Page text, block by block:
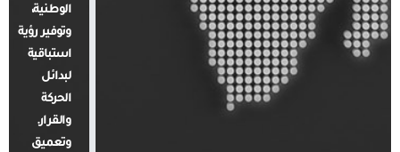
الوطنية،
وتوفير رؤية
استباقية
لبدائل
الحركة
والقرار.
وتعميق